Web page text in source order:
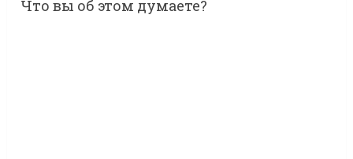
Что вы об этом думаете?